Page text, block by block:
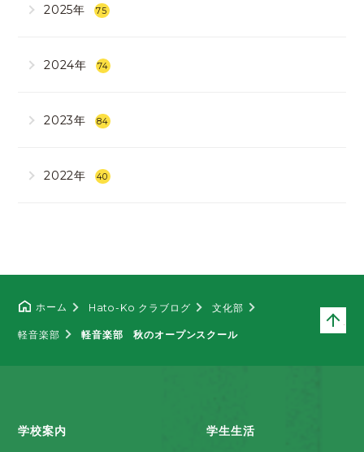
2025年 75
2024年 74
2023年 84
2022年 40
ホーム Hato-Ko クラブログ
文化部
軽音楽部
軽音楽部 秋のオープンスクール
学校案内 学生生活